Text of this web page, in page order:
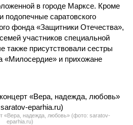
в городе Марксе. Кроме
подопечные саратовского
фонда «Защитники Отечества»,
участников специальной
также присутствовали сестры
«Милосердие» и прихожане
«Вера, надежда, любовь» (фото: saratov-
eparhia.ru)